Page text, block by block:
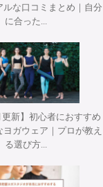
トンピラティス
Pilates Special
トンピラティス
Pilates Special
イン(ア－カイブ
よるワークショッ
－プンレッグロッ
】
集中養成コース・
典子先生による
プラクティス』
也先生 Special
ルな口コミまとめ｜自分
に合った...
更新】初心者におすすめ
ガウェア｜プロが教え
る選び方...